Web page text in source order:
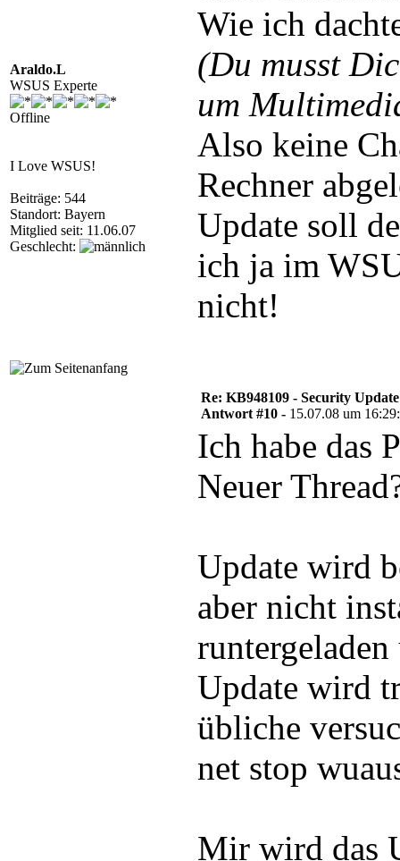
Araldo.L
WSUS Experte
Offline
I Love WSUS!
Beiträge: 544
Standort: Bayern
Mitglied seit: 11.06.07
Geschlecht:
Wie ich
(Du musst
um
Also keine
Rechner
Update soll
ich ja im
nicht!
Re: KB948109 - Security
Antwort #10 - 15.07.08 um
Ich habe das
Neuer
Update wird
aber nicht
Update wird
übliche
net stop
Mir wird das